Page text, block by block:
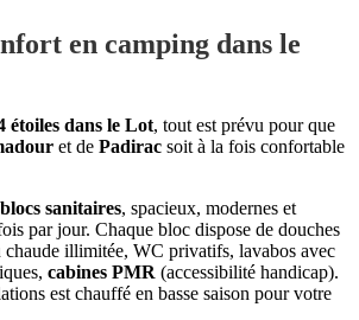
en camping dans le
étoiles dans le Lot, tout est prévu pour que
et de Padirac soit à la fois confortable
blocs sanitaires, spacieux, modernes et
par jour. Chaque bloc dispose de douches
chaude illimitée, WC privatifs, lavabos avec
cabines PMR (accessibilité handicap).
est chauffé en basse saison pour votre